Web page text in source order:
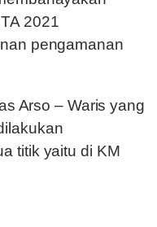
2021
pengamanan
Arso – Waris yang
titik yaitu di KM